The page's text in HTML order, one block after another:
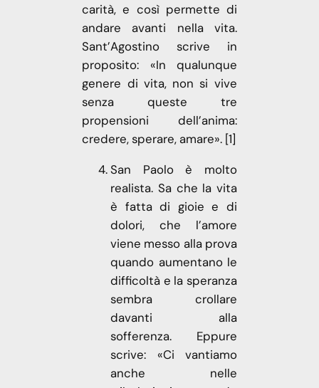
carità, e così permette di
andare avanti nella vita.
Sant’Agostino scrive in
proposito: «In qualunque
genere di vita, non si vive
senza queste tre
propensioni dell’anima:
credere, sperare, amare». [1]
San Paolo è molto
realista. Sa che la vita
è fatta di gioie e di
dolori, che l’amore
viene messo alla prova
quando aumentano le
difficoltà e la speranza
sembra crollare
davanti alla
sofferenza. Eppure
scrive: «Ci vantiamo
anche nelle